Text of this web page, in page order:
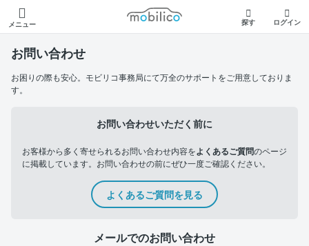
メニュー
モビリコ
探す ログイン
お問い合わせ
お困りの際も安心。モビリコ事務局にて万全のサポートをご用意しておりま
す。
お問い合わせいただく前に
お客様から多く寄せられるお問い合わせ内容をよくあるご質問のページ
に掲載しています。お問い合わせの前にぜひ一度ご確認ください。
よくあるご質問を見る
メールでのお問い合わせ